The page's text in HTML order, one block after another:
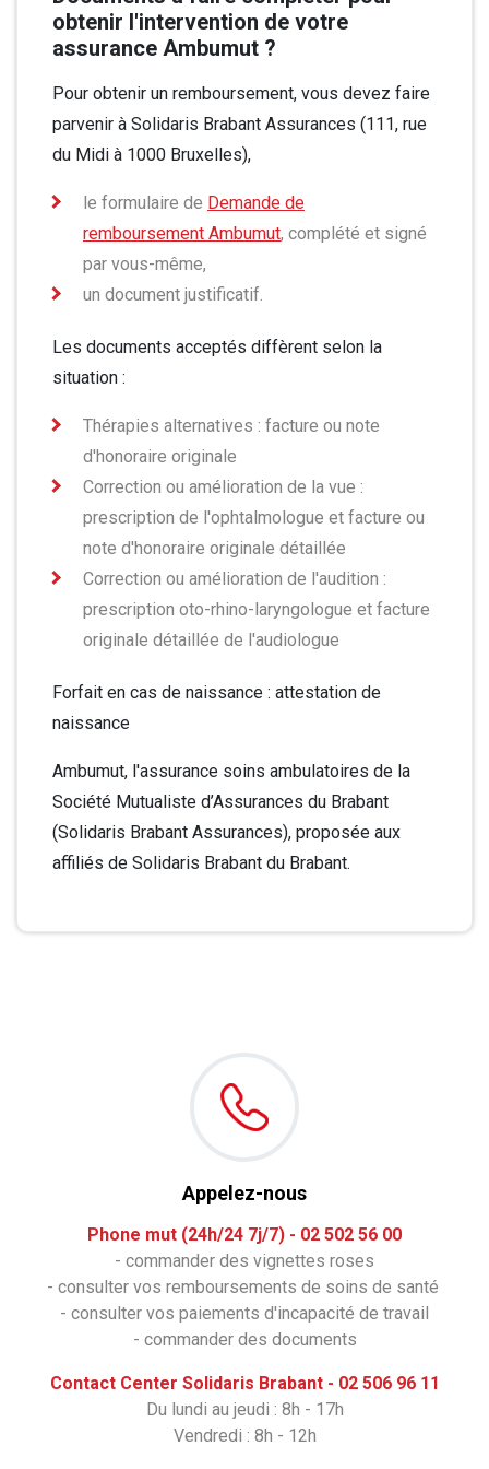
obtenir l'intervention de votre
assurance Ambumut ?
Pour obtenir un remboursement, vous devez faire
parvenir à Solidaris Brabant Assurances (111, rue
du Midi à 1000 Bruxelles),
le formulaire de Demande de
remboursement Ambumut, complété et signé
par vous-même,
un document justificatif.
Les documents acceptés diffèrent selon la
situation :
Thérapies alternatives : facture ou note
d'honoraire originale
Correction ou amélioration de la vue :
prescription de l'ophtalmologue et facture ou
note d'honoraire originale détaillée
Correction ou amélioration de l'audition :
prescription oto-rhino-laryngologue et facture
originale détaillée de l'audiologue
Forfait en cas de naissance : attestation de
naissance
Ambumut, l'assurance soins ambulatoires de la
Société Mutualiste d’Assurances du Brabant
(Solidaris Brabant Assurances), proposée aux
affiliés de Solidaris Brabant du Brabant.
Appelez-nous
Phone mut (24h/24 7j/7) - 02 502 56 00
- commander des vignettes roses
- consulter vos remboursements de soins de santé
- consulter vos paiements d'incapacité de travail
- commander des documents
Contact Center Solidaris Brabant - 02 506 96 11
Du lundi au jeudi : 8h - 17h
Vendredi : 8h - 12h